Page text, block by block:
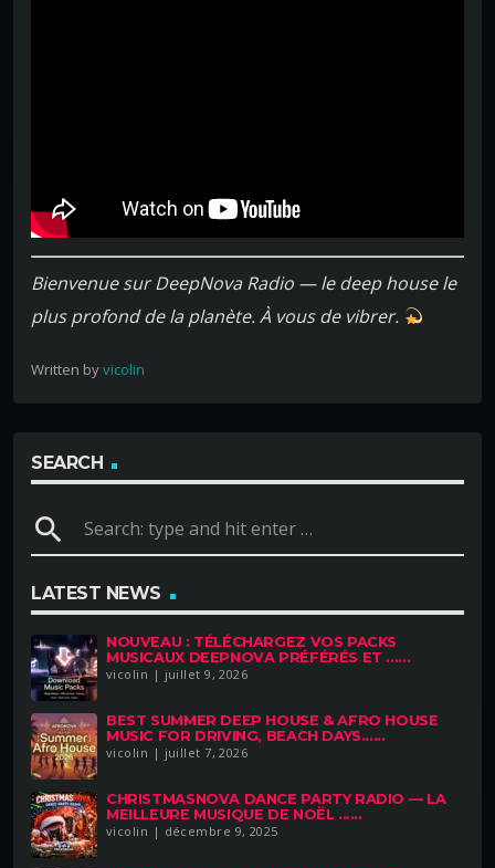
Bienvenue sur DeepNova Radio — le deep house le
plus profond de la planète. À vous de vibrer.
Written byvicolin
SEARCH
search
LATEST NEWS
NOUVEAU : TÉLÉCHARGEZ VOS PACKS
MUSICAUX DEEPNOVA PRÉFÉRÉS ET ......
vicolin | juillet 9, 2026
BEST SUMMER DEEP HOUSE & AFRO HOUSE
MUSIC FOR DRIVING, BEACH DAYS......
vicolin | juillet 7, 2026
CHRISTMASNOVA DANCE PARTY RADIO — LA
MEILLEURE MUSIQUE DE NOËL ......
vicolin | décembre 9, 2025